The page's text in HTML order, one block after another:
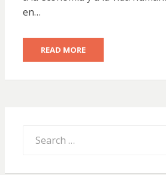
en…
READ MORE
for: